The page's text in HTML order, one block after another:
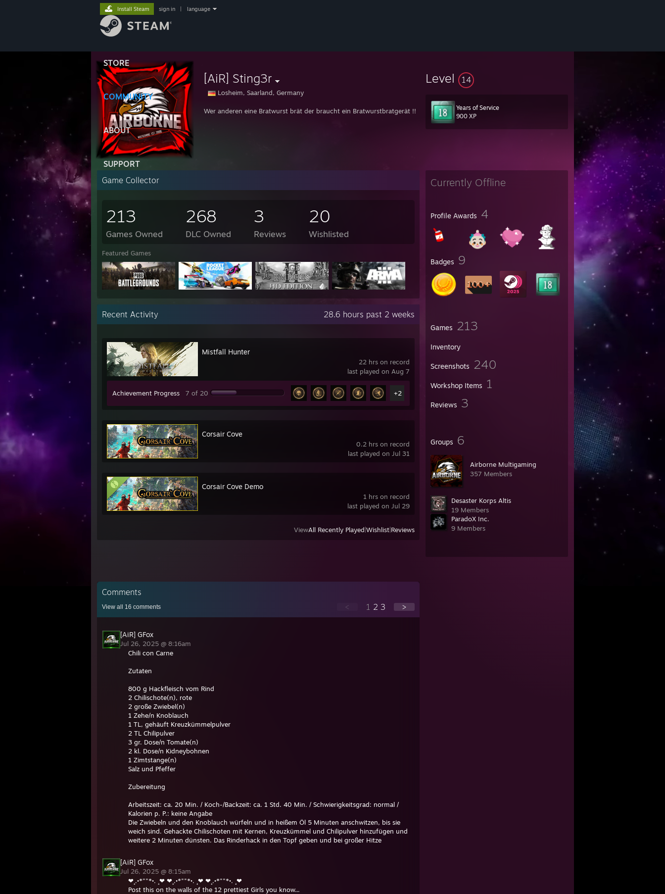
STORE
COMMUNITY
ABOUT
SUPPORT
Install Steam sign in language
[AiR] Sting3r
Losheim, Saarland, Germany
Wer anderen eine Bratwurst brät der braucht ein Bratwurstbratgerät !!
Level 14
Years of Service
900 XP
Currently Offline
Profile Awards 4
Badges 9
Games 213
Inventory
Screenshots 240
Workshop Items 1
Reviews 3
Groups 6
Airborne Multigaming
357 Members
Desaster Korps Altis
19 Members
ParadoX Inc.
9 Members
Game Collector
213
Games Owned
268
DLC Owned
3
Reviews
20
Wishlisted
Featured Games
Recent Activity 28.6 hours past 2 weeks
22 hrs on record
last played on Aug 7
Mistfall Hunter
Achievement Progress 7 of 20 +2
0.2 hrs on record
last played on Jul 31
Corsair Cove
1 hrs on record
last played on Jul 29
Corsair Cove Demo
ViewAll Recently Played Wishlist Reviews
Comments
View all 16 comments < 1 2 3 >
[AiR] GFox
Jul 26, 2025 @ 8:16am
Chili con Carne
Zutaten
800 g Hackfleisch vom Rind
2 Chilischote(n), rote
2 große Zwiebel(n)
1 Zehe/n Knoblauch
1 TL, gehäuft Kreuzkümmelpulver
2 TL Chilipulver
3 gr. Dose/n Tomate(n)
2 kl. Dose/n Kidneybohnen
1 Zimtstange(n)
Salz und Pfeffer
Zubereitung
Arbeitszeit: ca. 20 Min. / Koch-/Backzeit: ca. 1 Std. 40 Min. / Schwierigkeitsgrad: normal /
Kalorien p. P.: keine Angabe
Die Zwiebeln und den Knoblauch würfeln und in heißem Öl 5 Minuten anschwitzen, bis sie
weich sind. Gehackte Chilischoten mit Kernen, Kreuzkümmel und Chilipulver hinzufügen und
weitere 2 Minuten dünsten. Das Rinderhack in den Topf geben und bei großer Hitze
Salz und Pfeffer kräftig würzen.
Alles auf mittlerer Flamme 90 Minuten köcheln lassen, dabei gelegentlich umrühren. 30
Minuten vor Ende der Garzeit die Bohnen hinzufügen und eventuell mit Sambal Oelek
abschmecken (wem es noch nicht scharf genug sein sollte).
[AiR] GFox
Jul 26, 2025 @ 8:15am
❤¸.•*""*•. ¸❤ ❤¸.•*""*•. ¸❤ ❤¸.•*""*•. ¸❤
Post this on the walls of the 12 prettiest Girls you know...